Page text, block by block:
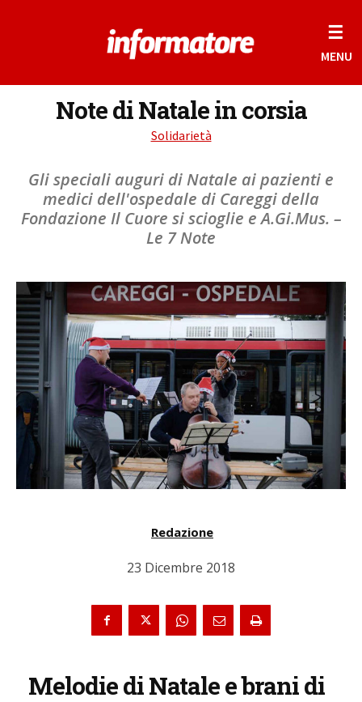
☰
MENU
Note di Natale in corsia
Solidarietà
Gli speciali auguri di Natale ai pazienti e
medici dell'ospedale di Careggi della
Fondazione Il Cuore si scioglie e A.Gi.Mus. –
Le 7 Note
Redazione
23 Dicembre 2018
Melodie di Natale e brani di